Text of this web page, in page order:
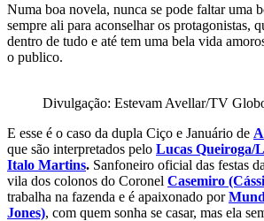
Numa boa novela, nunca se pode faltar uma
sempre ali para aconselhar os protagonistas,
dentro de tudo e até tem uma bela vida
o publico.
Divulgação: Estevam Avellar/TV
E esse é o caso da dupla Ciço e Januário de
que são interpretados pelo Lucas Queiroga/
Italo Martins. Sanfoneiro oficial das festas
vila dos colonos do Coronel Casemiro
trabalha na fazenda e é apaixonado por
Jones), com quem sonha se casar, mas ela